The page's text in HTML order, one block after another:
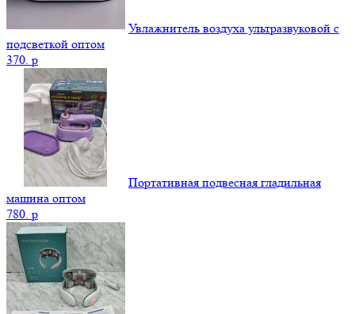
Увлажнитель воздуха ультразвуковой с
подсветкой оптом
370. p
Портативная подвесная гладильная
машина оптом
780. p